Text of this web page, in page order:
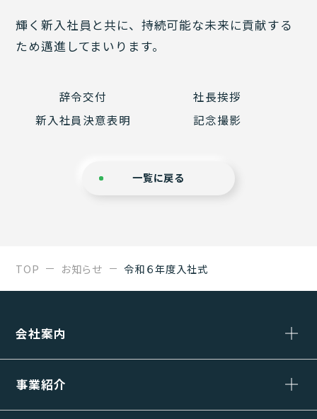
輝く新入社員と共に、持続可能な未来に貢献する
ため邁進してまいります。
辞令交付
社長挨拶
新入社員決意表明
記念撮影
一覧に戻る
TOP お知らせ 令和６年度入社式
会社案内
事業紹介